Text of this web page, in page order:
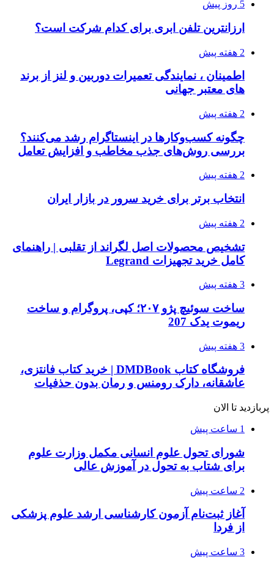
5 روز پیش
ارزانترین تلفن ابری برای کدام شرکت است؟
2 هفته پیش
اطمینان ، نمایندگی تعمیرات دوربین و لنز از برند
های معتبر جهانی
2 هفته پیش
چگونه کسب‌وکارها در اینستاگرام رشد می‌کنند؟
بررسی روش‌های جذب مخاطب و افزایش تعامل
2 هفته پیش
انتخاب برتر برای خرید سرور در بازار ایران
2 هفته پیش
تشخیص محصولات اصل لگراند از تقلبی | راهنمای
کامل خرید تجهیزات Legrand
3 هفته پیش
ساخت سوئیچ پژو ۲۰۷؛ کپی، پروگرام و ساخت
ریموت یدک 207
3 هفته پیش
فروشگاه کتاب DMDBook | خرید کتاب فانتزی،
عاشقانه، دارک رومنس و رمان بدون حذفیات
پربازدید تا الان
1 ساعت پیش
شورای تحول علوم انسانی مکمل وزارت علوم
برای شتاب به تحول در آموزش عالی
2 ساعت پیش
آغاز ثبت‌نام‌ آزمون کارشناسی ارشد علوم پزشکی
از فردا
3 ساعت پیش